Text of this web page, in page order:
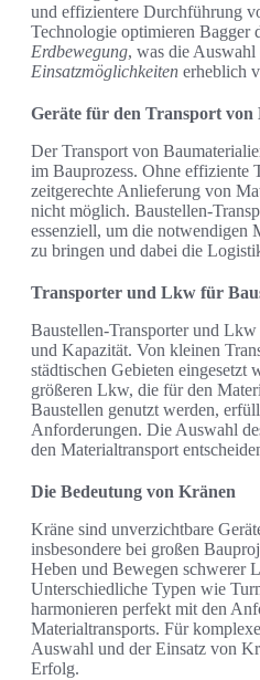
und effizientere Durchführung
Technologie optimieren Bagger
Erdbewegung, was die Auswahl
Einsatzmöglichkeiten erheblich
Geräte für den Transport von
Der Transport von
im Bauprozess. Ohne effiziente
zeitgerechte Anlieferung von
nicht möglich. Baustellen-
essenziell, um die notwendigen
zu bringen und dabei die
Transporter und Lkw für
Baustellen-Transporter und
und Kapazität. Von kleinen
städtischen Gebieten eingesetzt
größeren Lkw, die für den
Baustellen genutzt werden,
Anforderungen. Die Auswahl
den Materialtransport
Die Bedeutung von Kränen
Kräne sind unverzichtbare
insbesondere bei großen
Heben und Bewegen schwerer
Unterschiedliche Typen wie
harmonieren perfekt mit den
Materialtransports. Für
Auswahl und der Einsatz von
Erfolg.